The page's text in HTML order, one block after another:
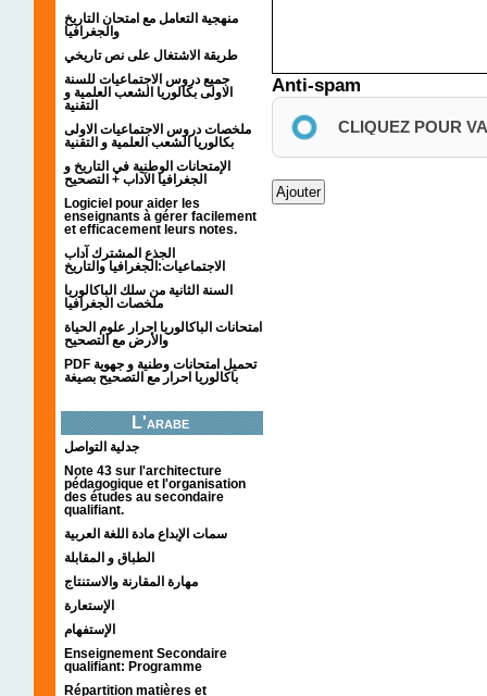
منهجية التعامل مع امتحان التاريخ
والجغرافيا
طريقة الاشتغال على نص تاريخي
جميع دروس الاجتماعيات للسنة
الاولى بكالوريا الشعب العلمية و
التقنية
ملخصات دروس الاجتماعيات الاولى
بكالوريا الشعب العلمية و التقنية
الإمتحانات الوطنية في التاريخ و
الجغرافيا الآداب + التصحيح
Logiciel pour aider les
enseignants à gérer facilement
et efficacement leurs notes.
الجذع المشترك آداب
الاجتماعيات:الجغرافيا والتاريخ
السنة الثانية من سلك الباكالوريا
ملخصات الجغرافيا
امتحانات الباكالوريا احرار علوم الحياة
والأرض مع التصحيح
PDF تحميل امتحانات وطنية و جهوية
باكالوريا احرار مع التصحيح بصيغة
L'arabe
جدلية التواصل
Note 43 sur l'architecture
pédagogique et l'organisation
des études au secondaire
qualifiant.
سمات الإبداع مادة اللغة العربية
الطباق و المقابلة
مهارة المقارنة والاستنتاج
الإستعارة
الإستفهام
Enseignement Secondaire
qualifiant: Programme
Répartition matières et
Anti-spam
CLIQUEZ POUR